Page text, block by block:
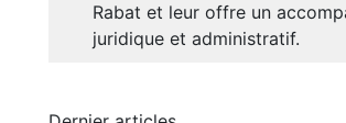
Rabat et leur offre un
juridique et administratif.